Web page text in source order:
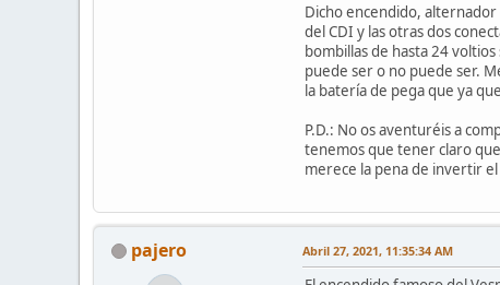
Dicho encendido, alternador
del CDI y las otras dos
bombillas de hasta 24
puede ser o no puede ser.
la batería de pega que ya
P.D.: No os aventuréis a
tenemos que tener claro
merece la pena de invertir
pajero Abril 27, 2021, 11:35:34 AM